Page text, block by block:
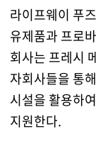
라이프웨이 푸
유제품과 프로
회사는 프레시
자회사들을 통
시설을 활용하
지원한다.